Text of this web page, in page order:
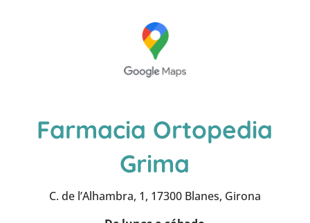
Farmacia Ortopedia
Grima
C. de l’Alhambra, 1, 17300 Blanes, Girona